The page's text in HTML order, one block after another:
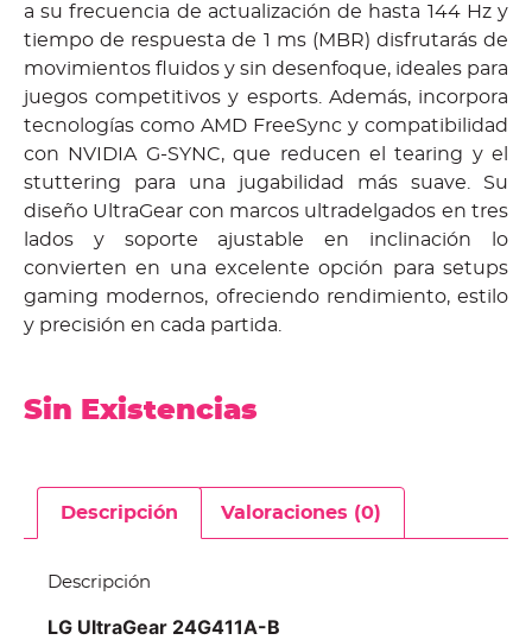
a su frecuencia de actualización de hasta 144 Hz y
tiempo de respuesta de 1 ms (MBR) disfrutarás de
movimientos fluidos y sin desenfoque, ideales para
juegos competitivos y esports. Además, incorpora
tecnologías como AMD FreeSync y compatibilidad
con NVIDIA G-SYNC, que reducen el tearing y el
stuttering para una jugabilidad más suave. Su
diseño UltraGear con marcos ultradelgados en tres
lados y soporte ajustable en inclinación lo
convierten en una excelente opción para setups
gaming modernos, ofreciendo rendimiento, estilo
y precisión en cada partida.
Sin Existencias
Descripción Valoraciones (0)
Descripción
LG UltraGear 24G411A-B